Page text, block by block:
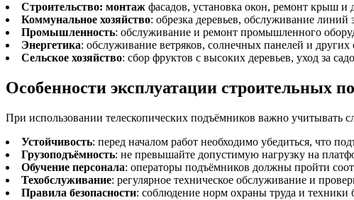
Строительство: монтаж фасадов, установка окон, ремонт крыш и
Коммунальное хозяйство: обрезка деревьев, обслуживание линий
Промышленность: обслуживание и ремонт промышленного
Энергетика: обслуживание ветряков, солнечных панелей и
Сельское хозяйство: сбор фруктов с высоких деревьев, уход за
Особенности эксплуатации строительных
При использовании телескопических подъёмников важно учитывать
Устойчивость: перед началом работ необходимо убедиться, что
Грузоподъёмность: не превышайте допустимую нагрузку на
Обучение персонала: операторы подъёмников должны пройти
Техобслуживание: регулярное техническое обслуживание и
Правила безопасности: соблюдение норм охраны труда и техники